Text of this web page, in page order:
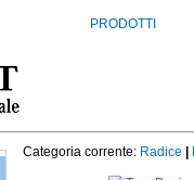
PRODOTTI
Categoria corrente: Radice